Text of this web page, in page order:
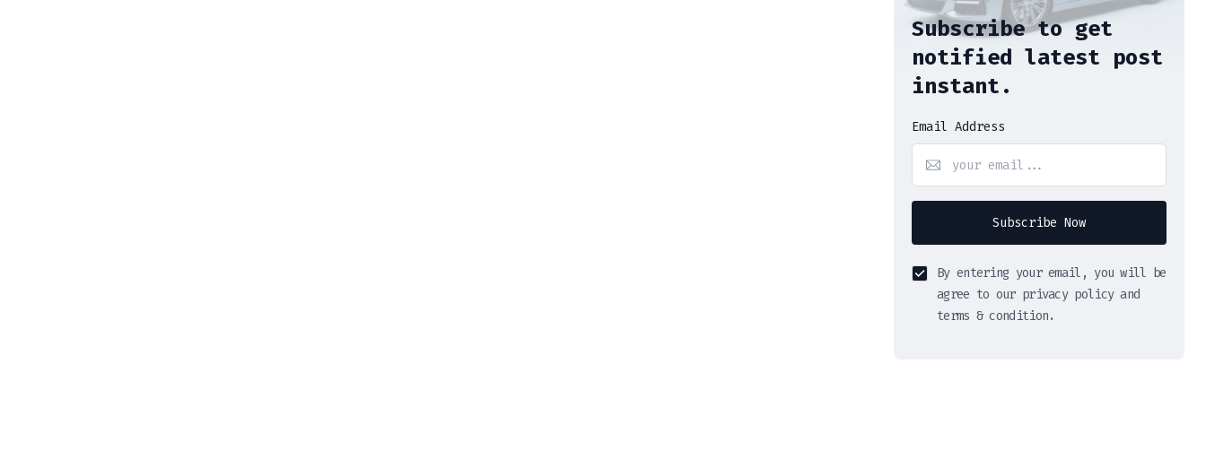
Subscribe to get
notified latest post
instant.
Email Address
Subscribe Now
By entering your email, you will be
agree to our privacy policy and
terms & condition.